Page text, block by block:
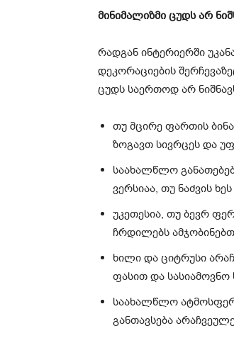
მინიმალიზმი ცუდს არ
რადგან ინტერიერში
დეკორაციების
ცუდს საერთოდ არ
თუ მცირე ფართის
ზოგავთ სივრცეს და
საახალწლო
ვერსიაა, თუ ნაძვის
უკეთესია, თუ ბევრ
ჩრდილებს
ხილი და ციტრუსი
ფასით და სასიამოვნო
საახალწლო
განთავსება